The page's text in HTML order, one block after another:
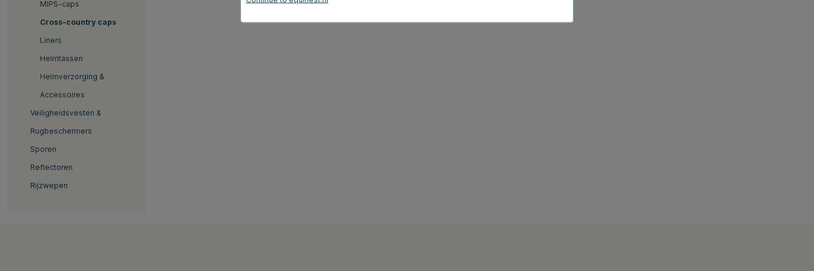
MIPS-caps
Cross-country caps
Liners
Helmtassen
Helmverzorging &
Accessoires
Veiligheidsvesten &
Rugbeschermers
Sporen
Reflectoren
Rijzwepen